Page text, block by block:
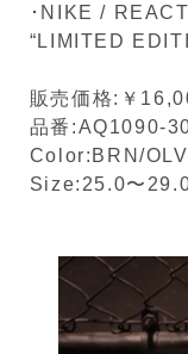
･NIKE /
“LIMITED
販売価格:￥
品番:AQ1090-
Color:BRN/
Size:25.0〜